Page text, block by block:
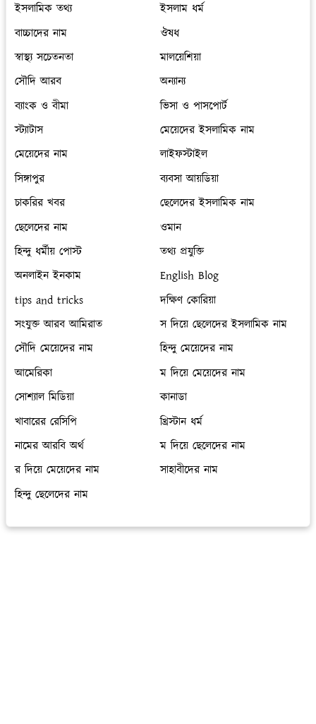
ইসলামিক তথ্য
ইসলাম ধর্ম
বাচ্চাদের নাম
ঔষধ
স্বাস্থ্য সচেতনতা
মালয়েশিয়া
সৌদি আরব
অন্যান্য
ব্যাংক ও বীমা
ভিসা ও পাসপোর্ট
স্ট্যাটাস
মেয়েদের ইসলামিক নাম
মেয়েদের নাম
লাইফস্টাইল
সিঙ্গাপুর
ব্যবসা আয়ডিয়া
চাকরির খবর
ছেলেদের ইসলামিক নাম
ছেলেদের নাম
ওমান
হিন্দু ধর্মীয় পোস্ট
তথ্য প্রযুক্তি
অনলাইন ইনকাম
English Blog
tips and tricks
দক্ষিণ কোরিয়া
সংযুক্ত আরব আমিরাত
স দিয়ে ছেলেদের ইসলামিক নাম
সৌদি মেয়েদের নাম
হিন্দু মেয়েদের নাম
আমেরিকা
ম দিয়ে মেয়েদের নাম
সোশ্যাল মিডিয়া
কানাডা
খাবারের রেসিপি
খ্রিস্টান ধর্ম
নামের আরবি অর্থ
ম দিয়ে ছেলেদের নাম
র দিয়ে মেয়েদের নাম
সাহাবীদের নাম
হিন্দু ছেলেদের নাম